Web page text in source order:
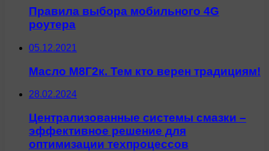
Правила выбора мобильного 4G
роутера
05.12.2021
Масло М8Г2к. Тем кто верен традициям!
28.02.2024
Централизованные системы смазки –
эффективное решение для
оптимизации техпроцессов